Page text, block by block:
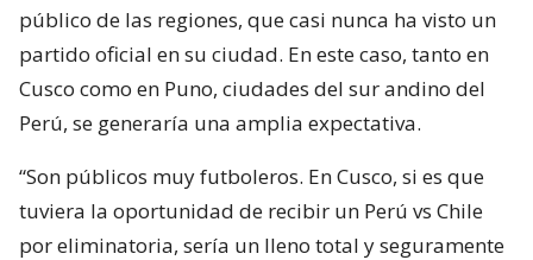
público de las regiones, que casi nunca ha visto un
partido oficial en su ciudad. En este caso, tanto en
Cusco como en Puno, ciudades del sur andino del
Perú, se generaría una amplia expectativa.
“Son públicos muy futboleros. En Cusco, si es que
tuviera la oportunidad de recibir un Perú vs Chile
por eliminatoria, sería un lleno total y seguramente